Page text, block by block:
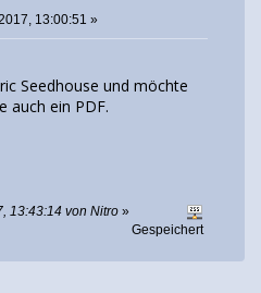
13:00:51 »
Seedhouse und möchte
auch ein PDF.
13:43:14 von Nitro »
Gespeichert